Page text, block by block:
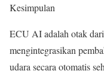
Kesimpulan
ECU AI adalah otak
mengintegrasikan
udara secara otomatis